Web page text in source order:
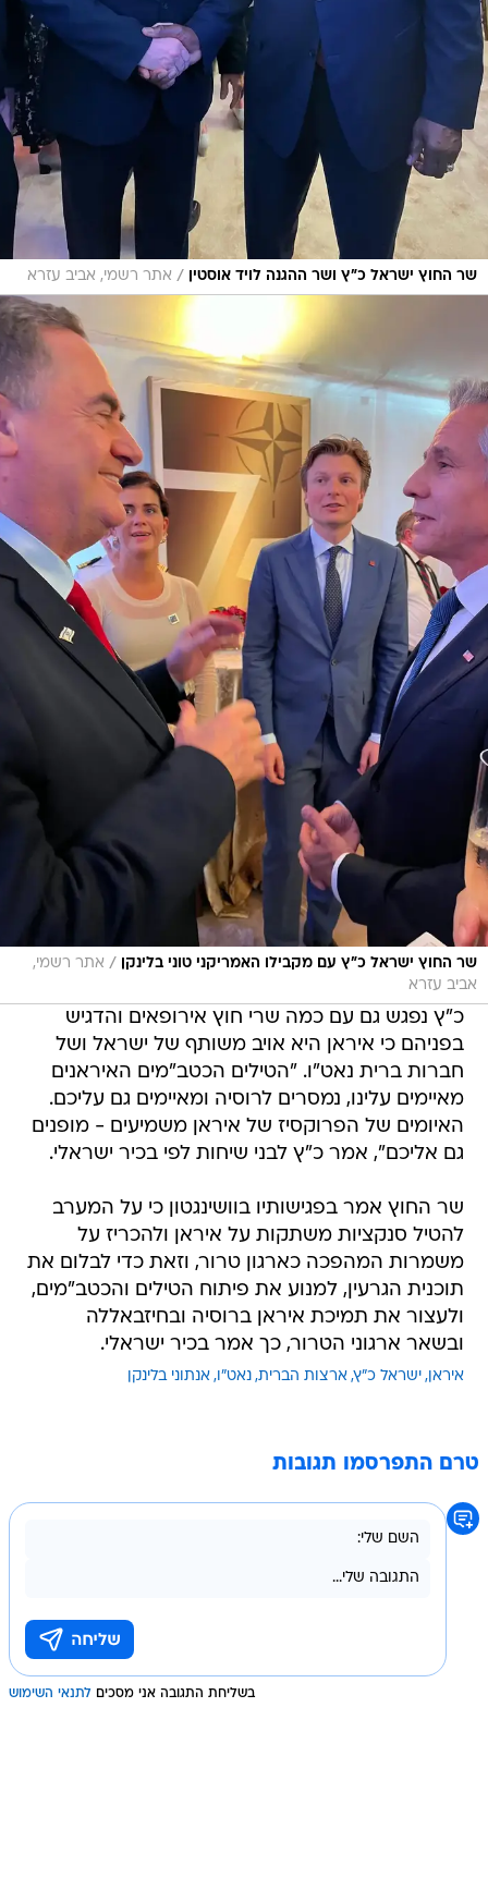
שר החוץ ישראל כ"ץ ושר ההגנה לויד אוסטין / אתר רשמי, אביב עזרא
שר החוץ ישראל כ"ץ עם מקבילו האמריקני טוני בלינקן / אתר רשמי,
אביב עזרא
כ"ץ נפגש גם עם כמה שרי חוץ אירופאים והדגיש
בפניהם כי איראן היא אויב משותף של ישראל ושל
חברות ברית נאט"ו. "הטילים הכטב"מים האיראנים
מאיימים עלינו, נמסרים לרוסיה ומאיימים גם עליכם.
האיומים של הפרוקסיז של איראן משמיעים - מופנים
גם אליכם", אמר כ"ץ לבני שיחות לפי בכיר ישראלי.
שר החוץ אמר בפגישותיו בוושינגטון כי על המערב
להטיל סנקציות משתקות על איראן ולהכריז על
משמרות המהפכה כארגון טרור, וזאת כדי לבלום את
תוכנית הגרעין, למנוע את פיתוח הטילים והכטב"מים,
ולעצור את תמיכת איראן ברוסיה ובחיזבאללה
ובשאר ארגוני הטרור, כך אמר בכיר ישראלי.
איראן ישראל כ"ץ ארצות הברית נאט"ו אנתוני בלינקן
טרם התפרסמו תגובות
בשליחת התגובה אני מסכים לתנאי השימוש